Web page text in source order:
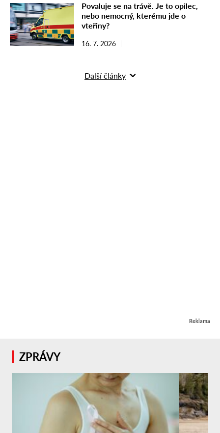
Povaluje se na trávě. Je to opilec,
nebo nemocný, kterému jde o
vteřiny?
16. 7. 2026
Další články
Reklama
ZPRÁVY